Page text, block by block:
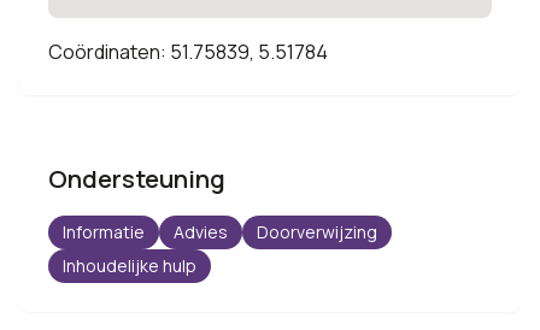
Coördinaten: 51.75839, 5.51784
Ondersteuning
Informatie Advies
Doorverwijzing
Inhoudelijke hulp